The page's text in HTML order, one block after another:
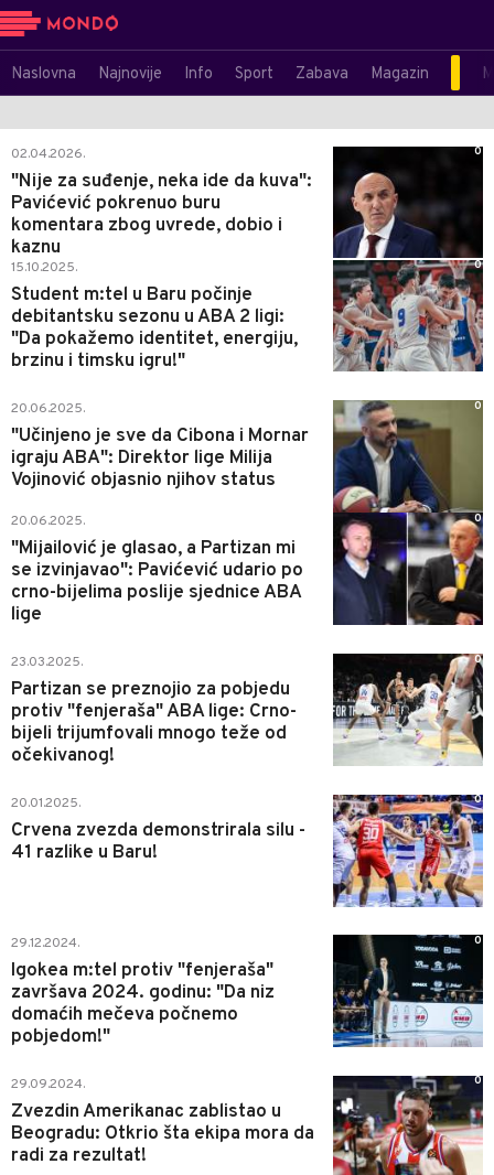
Naslovna Najnovije Info Sport Zabava Magazin
02.04.2026.
"Nije za suđenje, neka ide da kuva":
Pavićević pokrenuo buru
komentara zbog uvrede, dobio i
kaznu
0
15.10.2025.
Student m:tel u Baru počinje
debitantsku sezonu u ABA 2 ligi:
"Da pokažemo identitet, energiju,
brzinu i timsku igru!"
0
20.06.2025.
"Učinjeno je sve da Cibona i Mornar
igraju ABA": Direktor lige Milija
Vojinović objasnio njihov status
0
20.06.2025.
"Mijailović je glasao, a Partizan mi
se izvinjavao": Pavićević udario po
crno-bijelima poslije sjednice ABA
lige
0
23.03.2025.
Partizan se preznojio za pobjedu
protiv "fenjeraša" ABA lige: Crno-
bijeli trijumfovali mnogo teže od
očekivanog!
0
20.01.2025.
Crvena zvezda demonstrirala silu -
41 razlike u Baru!
0
29.12.2024.
Igokea m:tel protiv "fenjeraša"
završava 2024. godinu: "Da niz
domaćih mečeva počnemo
pobjedom!"
0
29.09.2024.
Zvezdin Amerikanac zablistao u
Beogradu: Otkrio šta ekipa mora da
radi za rezultat!
0